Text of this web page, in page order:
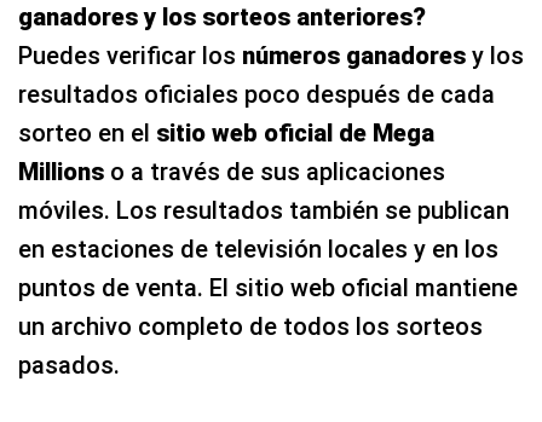
ganadores y los sorteos anteriores?
Puedes verificar los números ganadores y los
resultados oficiales poco después de cada
sorteo en el sitio web oficial de Mega
Millions o a través de sus aplicaciones
móviles. Los resultados también se publican
en estaciones de televisión locales y en los
puntos de venta. El sitio web oficial mantiene
un archivo completo de todos los sorteos
pasados.